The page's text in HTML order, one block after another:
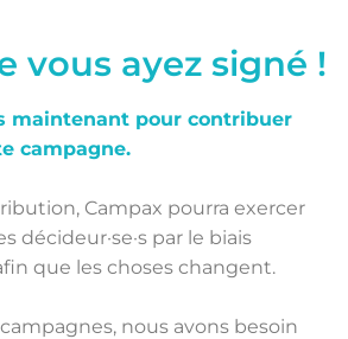
vous ayez signé !
maintenant pour contribuer
campagne.
Campax pourra exercer
décideur·se·s par le biais
que les choses changent.
nous avons besoin